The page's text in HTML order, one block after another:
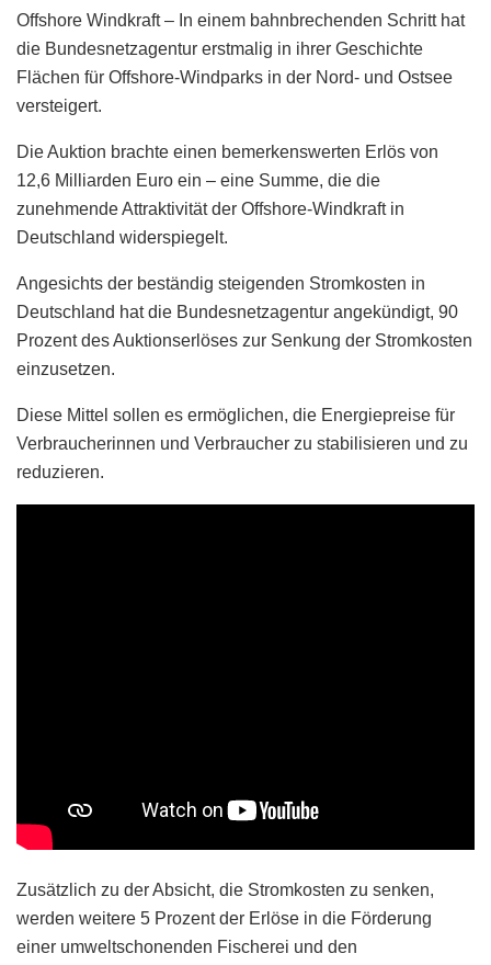
Offshore Windkraft – In einem bahnbrechenden Schritt hat
die Bundesnetzagentur erstmalig in ihrer Geschichte
Flächen für Offshore-Windparks in der Nord- und Ostsee
versteigert.
Die Auktion brachte einen bemerkenswerten Erlös von
12,6 Milliarden Euro ein – eine Summe, die die
zunehmende Attraktivität der Offshore-Windkraft in
Deutschland widerspiegelt.
Angesichts der beständig steigenden Stromkosten in
Deutschland hat die Bundesnetzagentur angekündigt, 90
Prozent des Auktionserlöses zur Senkung der Stromkosten
einzusetzen.
Diese Mittel sollen es ermöglichen, die Energiepreise für
Verbraucherinnen und Verbraucher zu stabilisieren und zu
reduzieren.
Zusätzlich zu der Absicht, die Stromkosten zu senken,
werden weitere 5 Prozent der Erlöse in die Förderung
einer umweltschonenden Fischerei und den